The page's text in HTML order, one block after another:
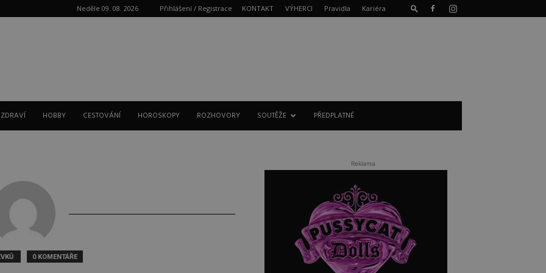
Neděle 09. 08. 2026 Přihlášení / Registrace KONTAKT VÝHERCI Pravidla Kariéra
HOBBY CESTOVÁNÍ HOROSKOPY ROZHOVORY SOUTĚŽE PŘEDPLATNÉ
0 KOMENTÁŘE
Reklama